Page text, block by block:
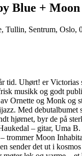
Blue +
Tullin, Sentrum, Oslo,
tid. Uhørt! er Victorias
musikk og godt
Ornette og Monk og
Med debutalbumet
hjørnet, byr de på
– gitar, Uma B.
trommer Moon
sender det ut i